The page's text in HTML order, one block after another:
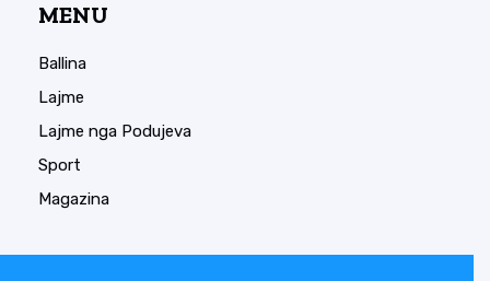
MENU
Ballina
Lajme
Lajme nga Podujeva
Sport
Magazina